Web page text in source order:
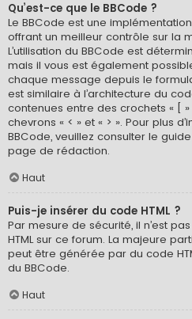
Qu’est-ce que le BBCode ?
Le BBCode est une
offrant un meilleur contrôle sur la
L’utilisation du BBCode est
mais il vous est également
chaque message depuis le
est similaire à l’architecture du
contenues entre des crochets « [
chevrons « < » et « > ». Pour plus
BBCode, veuillez consulter le
page de rédaction.
Haut
Puis-je insérer du code HTML ?
Par mesure de sécurité, il n’est
HTML sur ce forum. La majeure
peut être générée par du code
du BBCode.
Haut